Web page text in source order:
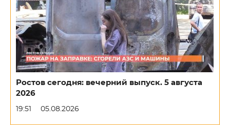
Ростов сегодня: вечерний выпуск. 5 августа
2026
19:51 05.08.2026